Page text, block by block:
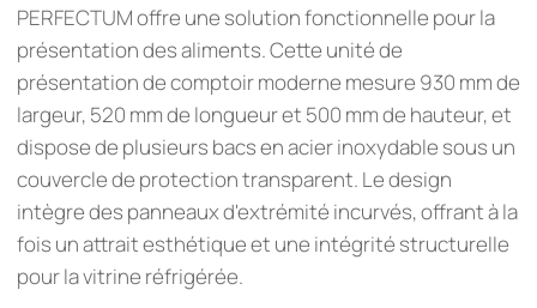
PERFECTUM offre une solution fonctionnelle pour la
présentation des aliments. Cette unité de
présentation de comptoir moderne mesure 930 mm de
largeur, 520 mm de longueur et 500 mm de hauteur, et
dispose de plusieurs bacs en acier inoxydable sous un
couvercle de protection transparent. Le design
intègre des panneaux d'extrémité incurvés, offrant à la
fois un attrait esthétique et une intégrité structurelle
pour la vitrine réfrigérée.